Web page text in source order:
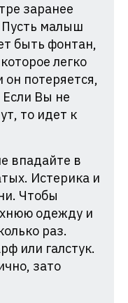
заранее
Пусть малыш
быть фонтан,
легко
он потеряется,
Если Вы не
то идет к
впадайте в
Истерика и
Чтобы
одежду и
раз.
или галстук.
зато